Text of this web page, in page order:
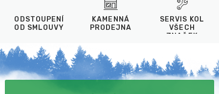
ODSTOUPENÍ
OD SMLOUVY
KAMENNÁ
PRODEJNA
SERVIS KOL
VŠECH
ZNAČEK